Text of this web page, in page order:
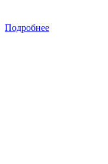
Подробнее